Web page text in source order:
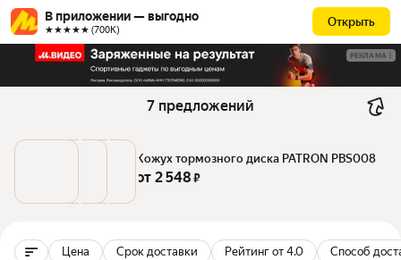
В приложении — выгодно
★★★★★ (700К)
Открыть
РЕКЛАМА
7 предложений
Кожух тормозного диска PATRON PBS008
от 2 548 ₽
Цена Срок доставки Рейтинг от 4.0 Способ